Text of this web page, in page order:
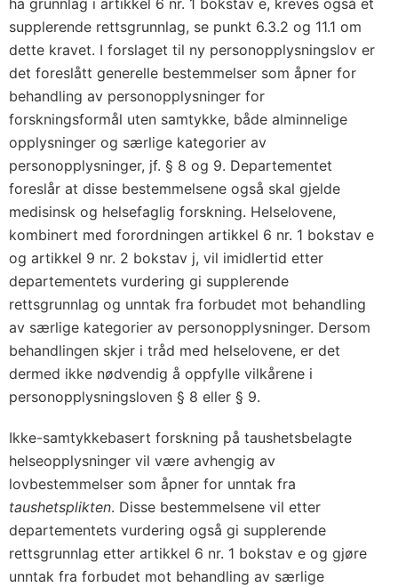
ha grunnlag i artikkel 6 nr. 1 bokstav e, kreves også et
supplerende rettsgrunnlag, se punkt 6.3.2 og 11.1 om
dette kravet. I forslaget til ny personopplysningslov er
det foreslått generelle bestemmelser som åpner for
behandling av personopplysninger for
forskningsformål uten samtykke, både alminnelige
opplysninger og særlige kategorier av
personopplysninger, jf. § 8 og 9. Departementet
foreslår at disse bestemmelsene også skal gjelde
medisinsk og helsefaglig forskning. Helselovene,
kombinert med forordningen artikkel 6 nr. 1 bokstav e
og artikkel 9 nr. 2 bokstav j, vil imidlertid etter
departementets vurdering gi supplerende
rettsgrunnlag og unntak fra forbudet mot behandling
av særlige kategorier av personopplysninger. Dersom
behandlingen skjer i tråd med helselovene, er det
dermed ikke nødvendig å oppfylle vilkårene i
personopplysningsloven § 8 eller § 9.
Ikke-samtykkebasert forskning på taushetsbelagte
helseopplysninger vil være avhengig av
lovbestemmelser som åpner for unntak fra
taushetsplikten. Disse bestemmelsene vil etter
departementets vurdering også gi supplerende
rettsgrunnlag etter artikkel 6 nr. 1 bokstav e og gjøre
unntak fra forbudet mot behandling av særlige